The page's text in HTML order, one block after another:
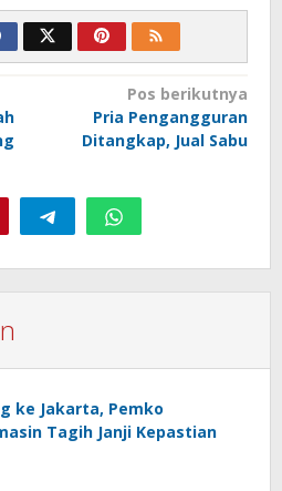
Pos berikutnya
Pria Pengangguran
Ditangkap, Jual Sabu
ke Jakarta, Pemko
Tagih Janji Kepastian